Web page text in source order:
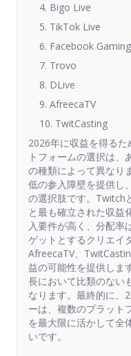
4. Bigo Live
5. TikTok Live
6. Facebook Gaming
7. Trovo
8. DLive
9. AfreecaTV
10. TwitCasting
2026年に収益を得る
トフォームの選択は、
の種類によって異なり
低の参入障壁を提供し
の選択肢です。Twitch
と最も確立された収益
入要件が高く、分配率
ゲットとするクリエイ
AfreecaTV、
益の可能性を提供しま
長において比類のない
なります。最終的に、
ーは、複数のプラット
を最大限に活かして全
いです。